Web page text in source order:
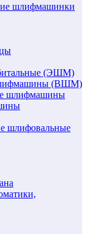
шлифмашинки
(ЭШМ)
(ВШМ)
шлифмашины
шлифовальные